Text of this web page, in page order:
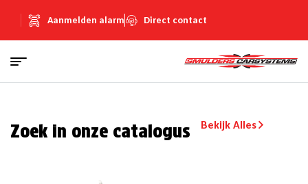
Aanmelden alarm Direct contact
Zoek in onze catalogus Bekijk Alles